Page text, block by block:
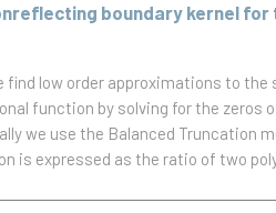
boundary kernel for
find low order approximations to
function by solving for the
we use the Balanced Truncation
is expressed as the ratio of two